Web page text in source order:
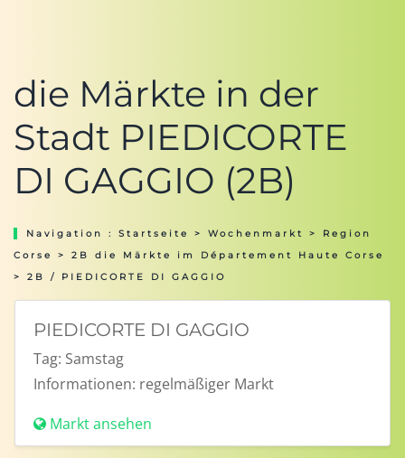
die Märkte in der
Stadt PIEDICORTE
DI GAGGIO (2B)
Navigation : Startseite > Wochenmarkt > Region
Corse
> 2B die Märkte im Département Haute Corse
> 2B / PIEDICORTE DI GAGGIO
PIEDICORTE DI GAGGIO
Tag: Samstag
Informationen: regelmäßiger Markt
Markt ansehen